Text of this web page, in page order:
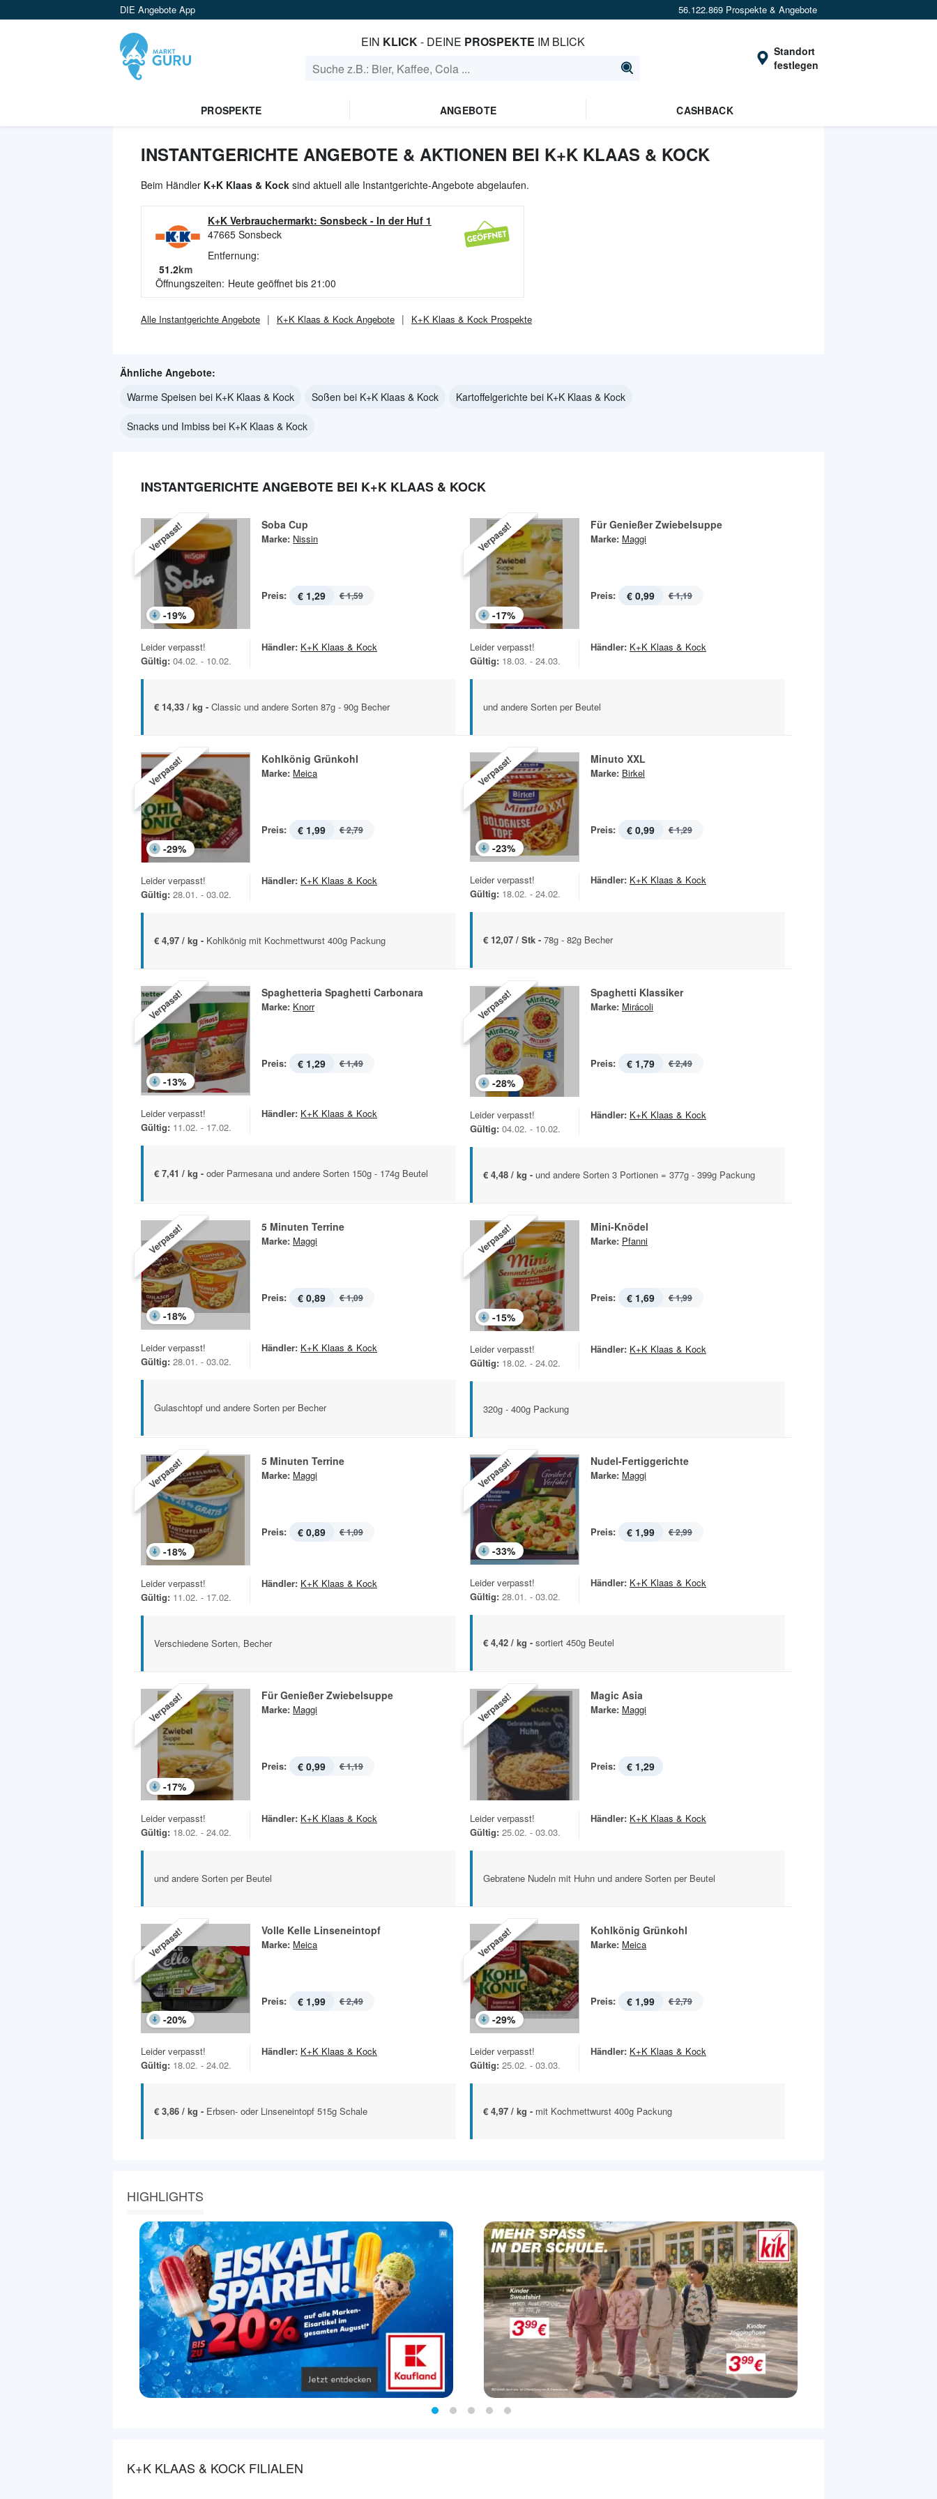
DIE Angebote App 56.122.869 Prospekte & Angebote
EIN KLICK- DEINE PROSPEKTE IM BLICK
Standort
festlegen
PROSPEKTE ANGEBOTE CASHBACK
INSTANTGERICHTE ANGEBOTE & AKTIONEN BEI K+K KLAAS & KOCK
Beim Händler K+K Klaas & Kock sind aktuell alle Instantgerichte-Angebote abgelaufen.
K+K Verbrauchermarkt: Sonsbeck - In der Huf 1
47665 Sonsbeck
Entfernung:
51.2km
Öffnungszeiten: Heute geöffnet bis 21:00
Alle Instantgerichte Angebote K+K Klaas & Kock Angebote K+K Klaas & Kock Prospekte
Ähnliche Angebote:
Warme Speisen bei K+K Klaas & Kock
Soßen bei K+K Klaas & Kock Kartoffelgerichte bei K+K Klaas & Kock
Snacks und Imbiss bei K+K Klaas & Kock
INSTANTGERICHTE ANGEBOTE BEI K+K KLAAS & KOCK
Verpasst!
-19%
Soba Cup
Marke: Nissin
Preis: € 1,29 € 1,59
Leider verpasst!
Gültig: 04.02. - 10.02.
Händler: K+K Klaas & Kock
€ 14,33 / kg - Classic und andere Sorten 87g - 90g Becher
Verpasst!
-17%
Für Genießer Zwiebelsuppe
Marke: Maggi
Preis: € 0,99 € 1,19
Leider verpasst!
Gültig: 18.03. - 24.03.
Händler: K+K Klaas & Kock
und andere Sorten per Beutel
Verpasst!
-29%
Kohlkönig Grünkohl
Marke: Meica
Preis: € 1,99 € 2,79
Leider verpasst!
Gültig: 28.01. - 03.02.
Händler: K+K Klaas & Kock
€ 4,97 / kg - Kohlkönig mit Kochmettwurst 400g Packung
Verpasst!
-23%
Minuto XXL
Marke: Birkel
Preis: € 0,99 € 1,29
Leider verpasst!
Gültig: 18.02. - 24.02.
Händler: K+K Klaas & Kock
€ 12,07 / Stk - 78g - 82g Becher
Verpasst!
-13%
Spaghetteria Spaghetti Carbonara
Marke: Knorr
Preis: € 1,29 € 1,49
Leider verpasst!
Gültig: 11.02. - 17.02.
Händler: K+K Klaas & Kock
€ 7,41 / kg - oder Parmesana und andere Sorten 150g - 174g Beutel
Verpasst!
-28%
Spaghetti Klassiker
Marke: Mirácoli
Preis: € 1,79 € 2,49
Leider verpasst!
Gültig: 04.02. - 10.02.
Händler: K+K Klaas & Kock
€ 4,48 / kg - und andere Sorten 3 Portionen = 377g - 399g Packung
Verpasst!
-18%
5 Minuten Terrine
Marke: Maggi
Preis: € 0,89 € 1,09
Leider verpasst!
Gültig: 28.01. - 03.02.
Händler: K+K Klaas & Kock
Gulaschtopf und andere Sorten per Becher
Verpasst!
-15%
Mini-Knödel
Marke: Pfanni
Preis: € 1,69 € 1,99
Leider verpasst!
Gültig: 18.02. - 24.02.
Händler: K+K Klaas & Kock
320g - 400g Packung
Verpasst!
-18%
5 Minuten Terrine
Marke: Maggi
Preis: € 0,89 € 1,09
Leider verpasst!
Gültig: 11.02. - 17.02.
Händler: K+K Klaas & Kock
Verschiedene Sorten, Becher
Verpasst!
-33%
Nudel-Fertiggerichte
Marke: Maggi
Preis: € 1,99 € 2,99
Leider verpasst!
Gültig: 28.01. - 03.02.
Händler: K+K Klaas & Kock
€ 4,42 / kg - sortiert 450g Beutel
Verpasst!
-17%
Für Genießer Zwiebelsuppe
Marke: Maggi
Preis: € 0,99 € 1,19
Leider verpasst!
Gültig: 18.02. - 24.02.
Händler: K+K Klaas & Kock
und andere Sorten per Beutel
Verpasst! Magic Asia
Marke: Maggi
Preis: € 1,29
Leider verpasst!
Gültig: 25.02. - 03.03.
Händler: K+K Klaas & Kock
Gebratene Nudeln mit Huhn und andere Sorten per Beutel
Verpasst!
-20%
Volle Kelle Linseneintopf
Marke: Meica
Preis: € 1,99 € 2,49
Leider verpasst!
Gültig: 18.02. - 24.02.
Händler: K+K Klaas & Kock
€ 3,86 / kg - Erbsen- oder Linseneintopf 515g Schale
Verpasst!
-29%
Kohlkönig Grünkohl
Marke: Meica
Preis: € 1,99 € 2,79
Leider verpasst!
Gültig: 25.02. - 03.03.
Händler: K+K Klaas & Kock
€ 4,97 / kg - mit Kochmettwurst 400g Packung
HIGHLIGHTS
K+K KLAAS & KOCK FILIALEN